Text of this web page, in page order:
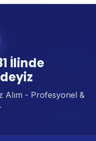
İlinde
Alım - Profesyonel &